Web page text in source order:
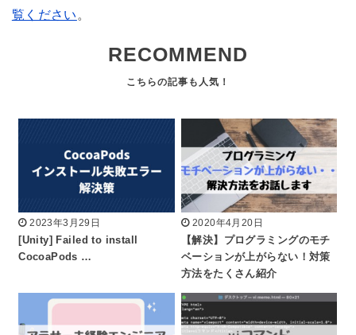
覧ください 。
RECOMMEND
2023年3月29日
[Unity] Failed to install
CocoaPods …
2020年4月20日
【解決】プログラミングのモチ
ベーションが上がらない！対策
方法をたくさん紹介